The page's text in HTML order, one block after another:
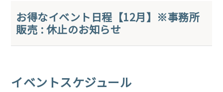
お得なイベント日程【12月】※事務所
販売 : 休止のお知らせ
イベントスケジュール